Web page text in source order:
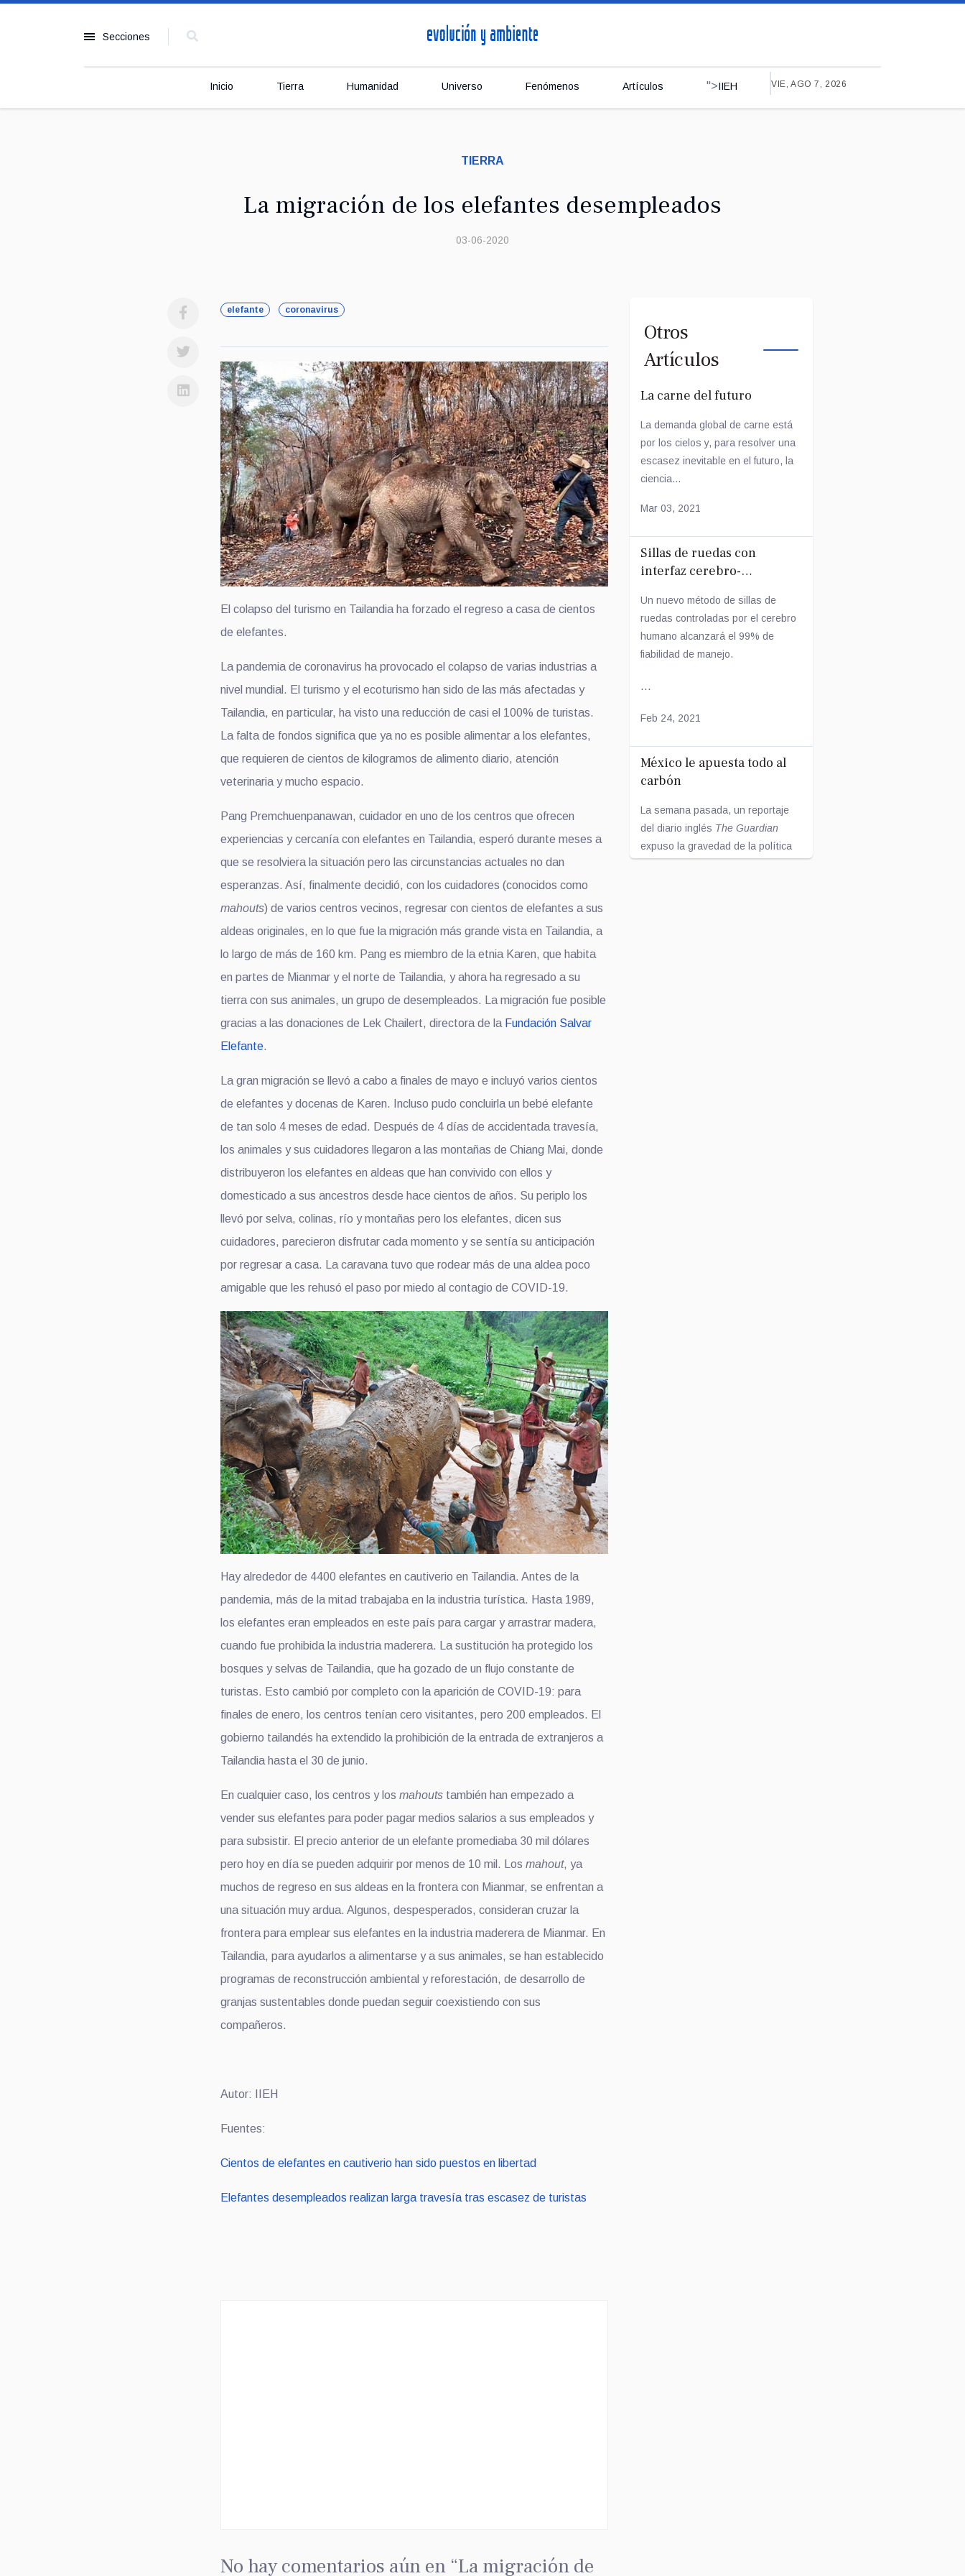
Secciones
Inicio Tierra Humanidad Universo Fenómenos Artículos ">IIEH VIE, AGO 7, 2026
TIERRA
La migración de los elefantes desempleados
03-06-2020
elefante coronavirus
El colapso del turismo en Tailandia ha forzado el regreso a casa de cientos
de elefantes.
La pandemia de coronavirus ha provocado el colapso de varias industrias a
nivel mundial. El turismo y el ecoturismo han sido de las más afectadas y
Tailandia, en particular, ha visto una reducción de casi el 100% de turistas.
La falta de fondos significa que ya no es posible alimentar a los elefantes,
que requieren de cientos de kilogramos de alimento diario, atención
veterinaria y mucho espacio.
Pang Premchuenpanawan, cuidador en uno de los centros que ofrecen
experiencias y cercanía con elefantes en Tailandia, esperó durante meses a
que se resolviera la situación pero las circunstancias actuales no dan
esperanzas. Así, finalmente decidió, con los cuidadores (conocidos como
mahouts) de varios centros vecinos, regresar con cientos de elefantes a sus
aldeas originales, en lo que fue la migración más grande vista en Tailandia, a
lo largo de más de 160 km. Pang es miembro de la etnia Karen, que habita
en partes de Mianmar y el norte de Tailandia, y ahora ha regresado a su
tierra con sus animales, un grupo de desempleados. La migración fue posible
gracias a las donaciones de Lek Chailert, directora de la Fundación Salvar
Elefante.
La gran migración se llevó a cabo a finales de mayo e incluyó varios cientos
de elefantes y docenas de Karen. Incluso pudo concluirla un bebé elefante
de tan solo 4 meses de edad. Después de 4 días de accidentada travesía,
los animales y sus cuidadores llegaron a las montañas de Chiang Mai, donde
distribuyeron los elefantes en aldeas que han convivido con ellos y
domesticado a sus ancestros desde hace cientos de años. Su periplo los
llevó por selva, colinas, río y montañas pero los elefantes, dicen sus
cuidadores, parecieron disfrutar cada momento y se sentía su anticipación
por regresar a casa. La caravana tuvo que rodear más de una aldea poco
amigable que les rehusó el paso por miedo al contagio de COVID-19.
Hay alrededor de 4400 elefantes en cautiverio en Tailandia. Antes de la
pandemia, más de la mitad trabajaba en la industria turística. Hasta 1989,
los elefantes eran empleados en este país para cargar y arrastrar madera,
cuando fue prohibida la industria maderera. La sustitución ha protegido los
bosques y selvas de Tailandia, que ha gozado de un flujo constante de
turistas. Esto cambió por completo con la aparición de COVID-19: para
finales de enero, los centros tenían cero visitantes, pero 200 empleados. El
gobierno tailandés ha extendido la prohibición de la entrada de extranjeros a
Tailandia hasta el 30 de junio.
En cualquier caso, los centros y los mahouts también han empezado a
vender sus elefantes para poder pagar medios salarios a sus empleados y
para subsistir. El precio anterior de un elefante promediaba 30 mil dólares
pero hoy en día se pueden adquirir por menos de 10 mil. Los mahout, ya
muchos de regreso en sus aldeas en la frontera con Mianmar, se enfrentan a
una situación muy ardua. Algunos, despesperados, consideran cruzar la
frontera para emplear sus elefantes en la industria maderera de Mianmar. En
Tailandia, para ayudarlos a alimentarse y a sus animales, se han establecido
programas de reconstrucción ambiental y reforestación, de desarrollo de
granjas sustentables donde puedan seguir coexistiendo con sus
compañeros.
Autor: IIEH
Fuentes:
Cientos de elefantes en cautiverio han sido puestos en libertad
Elefantes desempleados realizan larga travesía tras escasez de turistas
No hay comentarios aún en “La migración de
Otros
Artículos
La carne del futuro
La demanda global de carne está
por los cielos y, para resolver una
escasez inevitable en el futuro, la
ciencia...
Mar 03, 2021
Sillas de ruedas con
interfaz cerebro-
Un nuevo método de sillas de
ruedas controladas por el cerebro
humano alcanzará el 99% de
fiabilidad de manejo.
...
Feb 24, 2021
México le apuesta todo al
carbón
La semana pasada, un reportaje
del diario inglés The Guardian
expuso la gravedad de la política